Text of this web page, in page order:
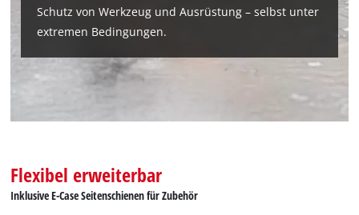
Schutz von Werkzeug und Ausrüstung – selbst unter
extremen Bedingungen.
Flexibel erweiterbar
Inklusive E-Case Seitenschienen für Zubehör